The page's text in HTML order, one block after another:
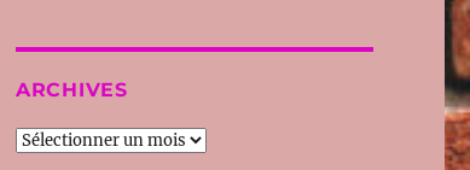
ARCHIVES
Archives